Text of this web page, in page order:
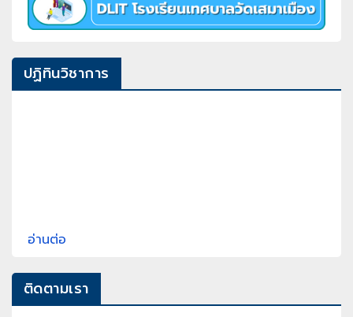
ปฏิทินวิชาการ
อ่านต่อ
ติดตามเรา